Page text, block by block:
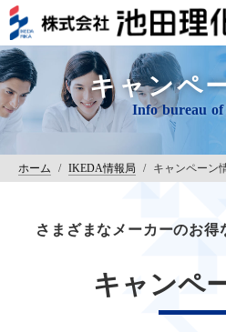
キャンペ
ホーム / IKEDA情報局 / キャンペーン
さまざまなメーカーのお得
キャンペ